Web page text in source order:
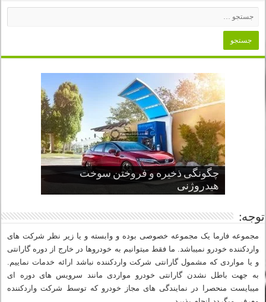
چگونگی ذخیره و فروختن سوخت
هیدروژنی
قدرتمندترین ماسل کارها یا خودروهای
عضلانی امریکایی
چرا نمک باعث خوردگی خودرو می شود؟
پنج کابین جذاب سال های اخیر صنعت
خودروسازی
از صفر تا صد طراحی خودرو قسمت
سوم
توجه:
مجموعه فارما یک مجموعه خصوصی بوده و وابسته و یا زیر نظر شرکت های
واردکننده خودرو نمیباشد. ما فقط میتوانیم به خودروها در خارج از دوره گارانتی
و یا مواردی که مشمول گارانتی شرکت واردکننده نباشد ارائه خدمات نماییم.
به جهت باطل نشدن گارانتی خودرو مواردی مانند سرویس های دوره ای
میبایست منحصرا در نمایندگی های مجاز خودرو که توسط شرکت واردکننده